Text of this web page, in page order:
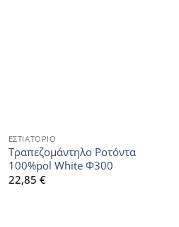
ΕΣΤΙΑΤΟΡΙΟ
Τραπεζομάντηλο Ροτόντα
100%pol White Φ300
22,85 €